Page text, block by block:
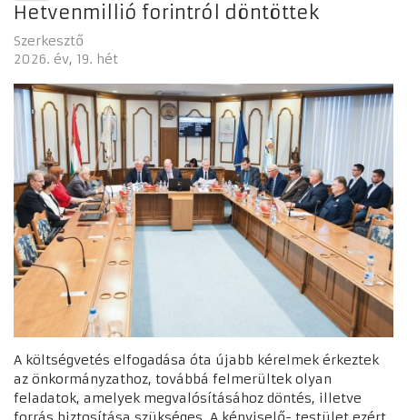
Hetvenmillió forintról döntöttek
Szerkesztő
2026. év 19. hét
A költségvetés elfogadása óta újabb kérelmek érkeztek
az önkormányzathoz, továbbá felmerültek olyan
feladatok, amelyek megvalósításához döntés, illetve